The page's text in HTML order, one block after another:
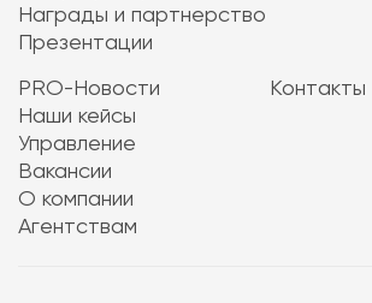
Награды и партнерство
Презентации
PRO-Новости
Наши кейсы
Управление
Вакансии
О компании
Агентствам
Контакты